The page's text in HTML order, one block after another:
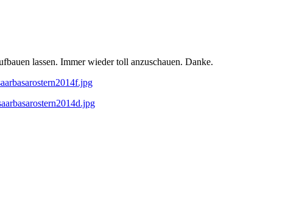
lassen. Immer wieder toll anzuschauen. Danke.